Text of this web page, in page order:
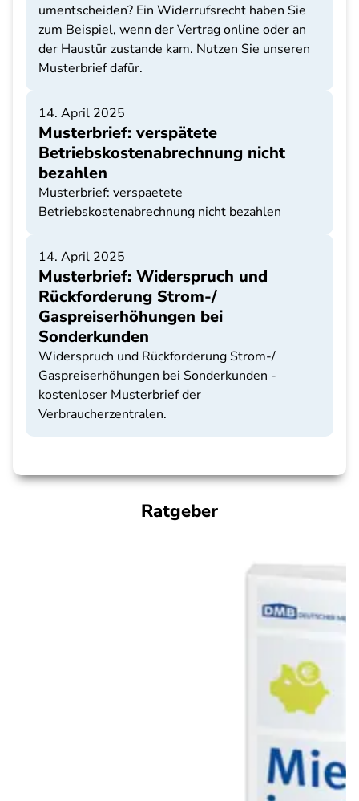
umentscheiden? Ein Widerrufsrecht haben Sie
zum Beispiel, wenn der Vertrag online oder an
der Haustür zustande kam. Nutzen Sie unseren
Musterbrief dafür.
14. April 2025
Musterbrief: verspätete
Betriebskostenabrechnung nicht
bezahlen
Musterbrief: verspaetete
Betriebskostenabrechnung nicht bezahlen
14. April 2025
Musterbrief: Widerspruch und
Rückforderung Strom-/
Gaspreiserhöhungen bei
Sonderkunden
Widerspruch und Rückforderung Strom-/
Gaspreiserhöhungen bei Sonderkunden -
kostenloser Musterbrief der
Verbraucherzentralen.
Ratgeber